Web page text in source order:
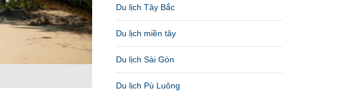
Du lịch Tây Bắc
Du lịch miền tây
Du lịch Sài Gòn
Du lịch Pù Luông